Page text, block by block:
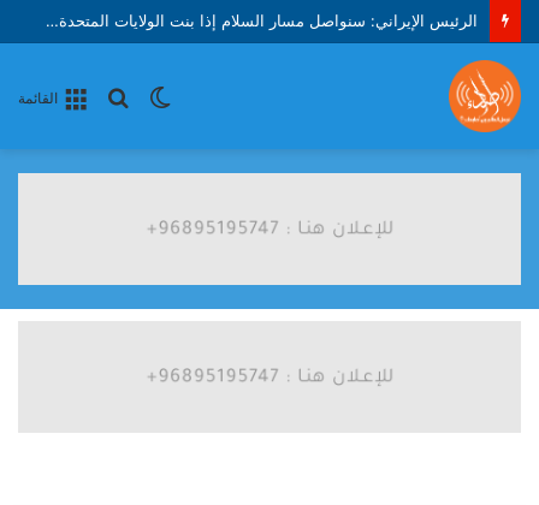
الرئيس الإيراني: سنواصل مسار السلام إذا بنت الولايات المتحدة الثقة
القائمة
بحث الوضع